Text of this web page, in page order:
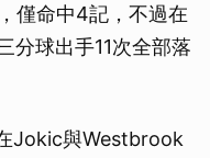
僅命中4記，不過在
分球出手11次全部落
Jokic與Westbrook